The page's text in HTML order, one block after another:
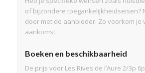
of bijzondere toegankelijkheidseisen?
door met de aanbieder. Zo voorkom je
aankomst.
Boeken en beschikbaarheid
De prijs voor Les Rives de l’Aure 2/3p